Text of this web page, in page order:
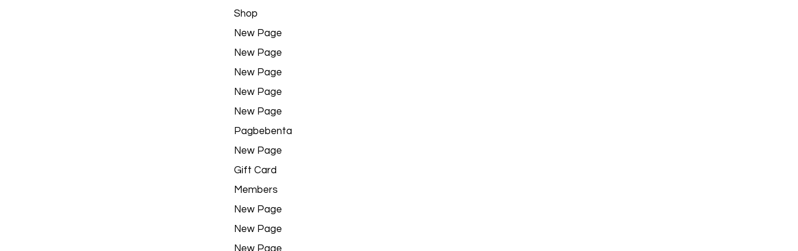
Shop
New Page
New Page
New Page
New Page
New Page
Pagbebenta
New Page
Gift Card
Members
New Page
New Page
New Page